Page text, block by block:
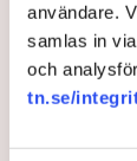
användare.
samlas in
och
tn.se/
2 years ago |